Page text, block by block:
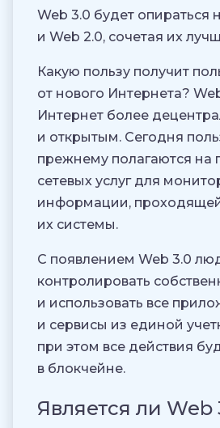
Web 3.0 будет опираться
и Web 2.0, сочетая их
Какую пользу получит
от нового Интернета?
Интернет более
и открытым. Сегодня
прежнему полагаются на
сетевых услуг для
информации,
их системы.
С появлением Web 3.0
контролировать
и использовать все
и сервисы из единой
при этом все действия
в блокчейне.
Является ли Web